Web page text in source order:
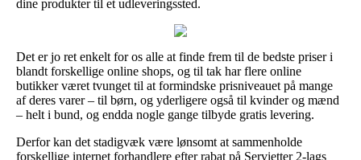
dine produkter til et udleveringssted.
Det er jo ret enkelt for os alle at finde frem til de bedste priser i
blandt forskellige online shops, og til tak har flere online
butikker været tvunget til at formindske prisniveauet på mange
af deres varer – til børn, og yderligere også til kvinder og mænd
– helt i bund, og endda nogle gange tilbyde gratis levering.
Derfor kan det stadigvæk være lønsomt at sammenholde
forskellige internet forhandlere efter rabat på Servietter 2-lags